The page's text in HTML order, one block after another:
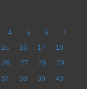
4 5 6
7
15 16 17
18
26 27 28
29
37 38 39
40